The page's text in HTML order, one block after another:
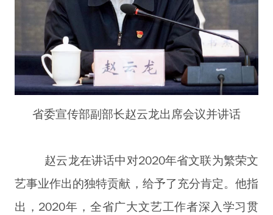
省委宣传部副部长赵云龙出席会议并讲话
赵云龙在讲话中对2020年省文联为繁荣文
艺事业作出的独特贡献，给予了充分肯定。他指
出，2020年，全省广大文艺工作者深入学习贯